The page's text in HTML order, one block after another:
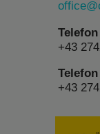
+43
+43